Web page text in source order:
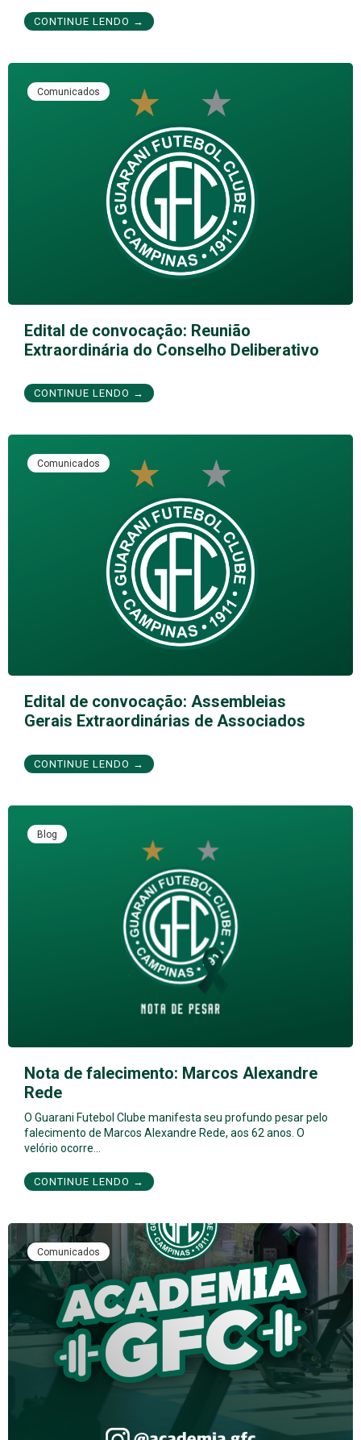
CONTINUE LENDO →
Comunicados
Edital de convocação: Reunião
Extraordinária do Conselho Deliberativo
CONTINUE LENDO →
Comunicados
Edital de convocação: Assembleias
Gerais Extraordinárias de Associados
CONTINUE LENDO →
Blog
Nota de falecimento: Marcos Alexandre
Rede
O Guarani Futebol Clube manifesta seu profundo pesar pelo
falecimento de Marcos Alexandre Rede, aos 62 anos. O
velório ocorre…
CONTINUE LENDO →
Comunicados